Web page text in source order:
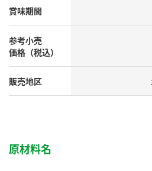
炊き込みご飯の素
納豆
納豆のサイト
PIN印
三ツ判山吹
千夜
すしラボ
MIM（ミツカンミュー
お客様相談センター
お客様の声をいかしました
賞味期間
参考小売
価格（税込）
販売地区
原材料名